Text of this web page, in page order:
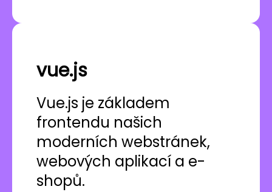
vue.js
Vue.js je základem
frontendu našich
moderních webstránek,
webových aplikací a e-
shopů.